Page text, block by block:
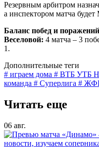
Резервным арбитром
а инспектором матча
Баланс побед и
Веселовой: 4 матча – 3
1.
Дополнительные теги
# играем дома # ВТБ УТБ
команда # Суперлига #
Читать еще
06 авг.